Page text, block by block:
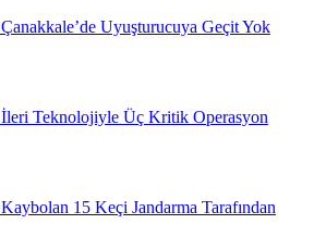
Çanakkale’de Uyuşturucuya Geçit Yok
İleri Teknolojiyle Üç Kritik Operasyon
Kaybolan 15 Keçi Jandarma Tarafından